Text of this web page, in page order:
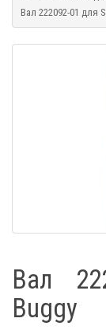
Вал 222092-01 для
Вал
Buggy